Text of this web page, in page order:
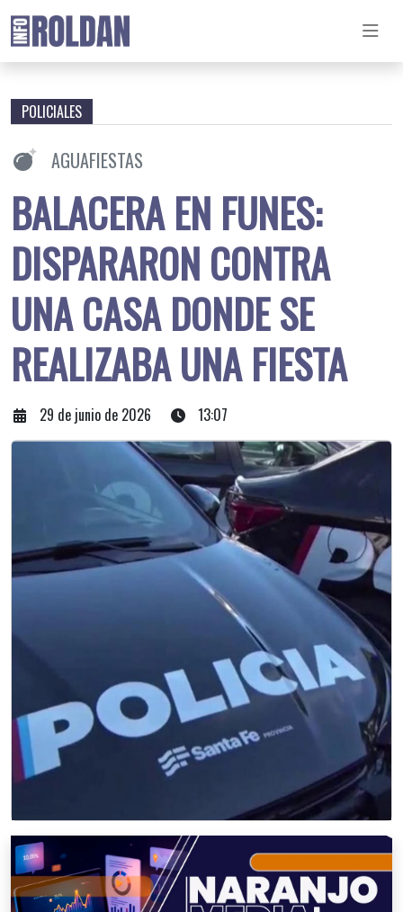
POLICIALES
AGUAFIESTAS
BALACERA EN FUNES:
DISPARARON CONTRA
UNA CASA DONDE SE
REALIZABA UNA FIESTA
29 de junio de 2026 13:07